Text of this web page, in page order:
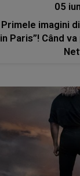
05
Primele imagini
in Paris”! Când